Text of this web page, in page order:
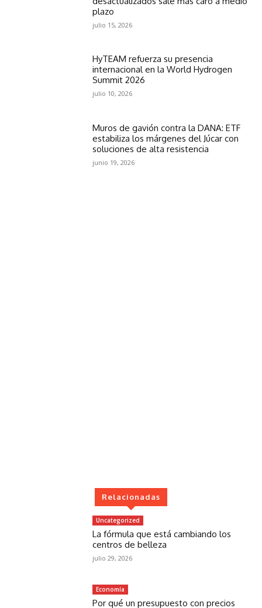
plazo
julio 15, 2026
HyTEAM refuerza su presencia
internacional en la World Hydrogen
Summit 2026
julio 10, 2026
Muros de gavión contra la DANA: ETF
estabiliza los márgenes del Júcar con
soluciones de alta resistencia
junio 19, 2026
Relacionadas
Uncategorized
La fórmula que está cambiando los
centros de belleza
julio 29, 2026
Economía
Por qué un presupuesto con precios